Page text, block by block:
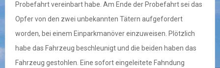
Probefahrt vereinbart habe. Am Ende der Probefahrt sei das
Opfer von den zwei unbekannten Tätern aufgefordert
worden, bei einem Einparkmanöver einzuweisen. Plötzlich
habe das Fahrzeug beschleunigt und die beiden haben das
Fahrzeug gestohlen. Eine sofort eingeleitete Fahndung